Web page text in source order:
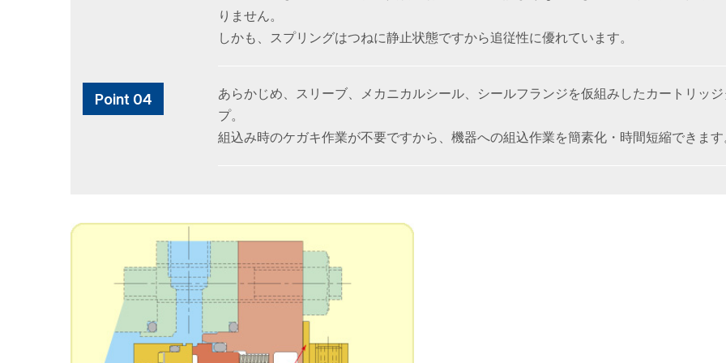
りません。
しかも、スプリングはつねに静止状態ですから追従性に優れています。
あらかじめ、スリーブ、メカニカルシール、シールフランジを仮組みしたカートリッ
プ。
組込み時のケガキ作業が不要ですから、機器への組込作業を簡素化・時間短縮できま